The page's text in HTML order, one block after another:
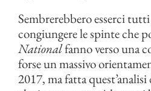
Sembrerebbero esserci
congiungere le spinte che
Nationalfanno verso una
forse un massivo
2017, ma fatta